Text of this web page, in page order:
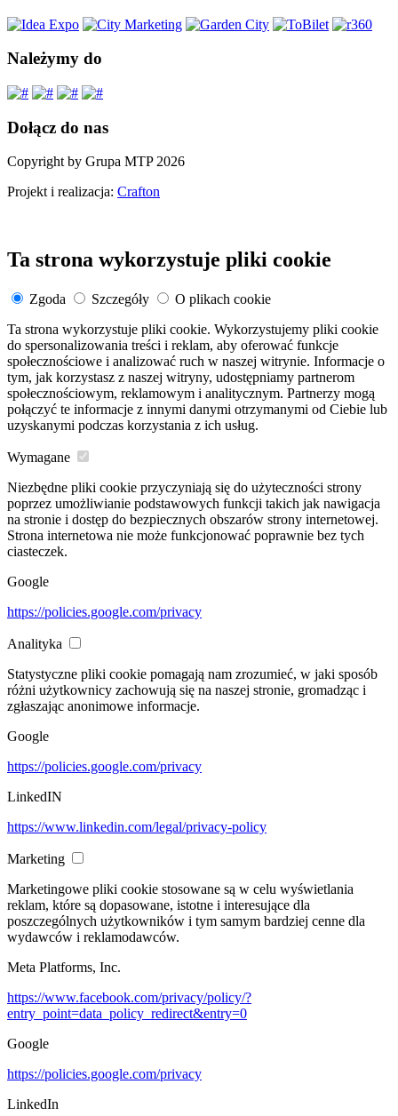
Należymy do
Dołącz do nas
Copyright by Grupa MTP 2026
Projekt i realizacja: Crafton
Ta strona wykorzystuje pliki cookie
Zgoda Szczegóły
O plikach cookie
Ta strona wykorzystuje pliki cookie. Wykorzystujemy pliki cookie
do spersonalizowania treści i reklam, aby oferować funkcje
społecznościowe i analizować ruch w naszej witrynie. Informacje o
tym, jak korzystasz z naszej witryny, udostępniamy partnerom
społecznościowym, reklamowym i analitycznym. Partnerzy mogą
połączyć te informacje z innymi danymi otrzymanymi od Ciebie lub
uzyskanymi podczas korzystania z ich usług.
Wymagane
Niezbędne pliki cookie przyczyniają się do użyteczności strony
poprzez umożliwianie podstawowych funkcji takich jak nawigacja
na stronie i dostęp do bezpiecznych obszarów strony internetowej.
Strona internetowa nie może funkcjonować poprawnie bez tych
ciasteczek.
Google
https://policies.google.com/privacy
Analityka
Statystyczne pliki cookie pomagają nam zrozumieć, w jaki sposób
różni użytkownicy zachowują się na naszej stronie, gromadząc i
zgłaszając anonimowe informacje.
Google
https://policies.google.com/privacy
LinkedIN
https://www.linkedin.com/legal/privacy-policy
Marketing
Marketingowe pliki cookie stosowane są w celu wyświetlania
reklam, które są dopasowane, istotne i interesujące dla
poszczególnych użytkowników i tym samym bardziej cenne dla
wydawców i reklamodawców.
Meta Platforms, Inc.
https://www.facebook.com/privacy/policy/?
entry_point=data_policy_redirect&entry=0
Google
https://policies.google.com/privacy
LinkedIn